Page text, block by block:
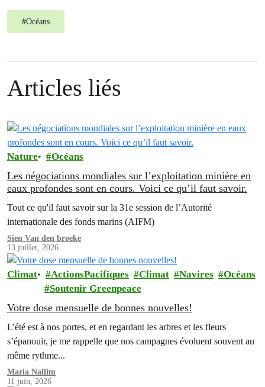
#Océans
Articles liés
Nature Océans
Les négociations mondiales sur l’exploitation minière en
eaux profondes sont en cours. Voici ce qu’il faut savoir.
Tout ce qu'il faut savoir sur la 31e session de l’Autorité
internationale des fonds marins (AIFM)
Sien Van den broeke
13 juillet, 2026
Climat ActionsPacifiques Climat Navires
Océans
Soutenir Greenpeace
Votre dose mensuelle de bonnes nouvelles!
L’été est à nos portes, et en regardant les arbres et les fleurs
s’épanouir, je me rappelle que nos campagnes évoluent souvent au
même rythme...
Maria Nallim
11 juin, 2026